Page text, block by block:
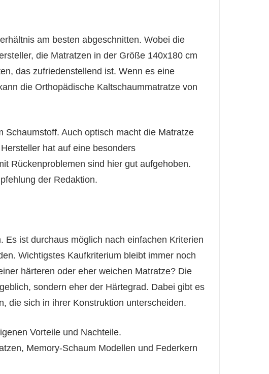
am besten abgeschnitten. Wobei die
die Matratzen in der Größe 140x180 cm
das zufriedenstellend ist. Wenn es eine
die Orthopädische Kaltschaummatratze von
Auch optisch macht die Matratze
hat auf eine besonders
Rückenproblemen sind hier gut aufgehoben.
der Redaktion.
ist durchaus möglich nach einfachen Kriterien
Wichtigstes Kaufkriterium bleibt immer noch
härteren oder eher weichen Matratze? Die
sondern eher der Härtegrad. Dabei gibt es
die sich in ihrer Konstruktion unterscheiden.
Vorteile und Nachteile.
Memory-Schaum Modellen und Federkern